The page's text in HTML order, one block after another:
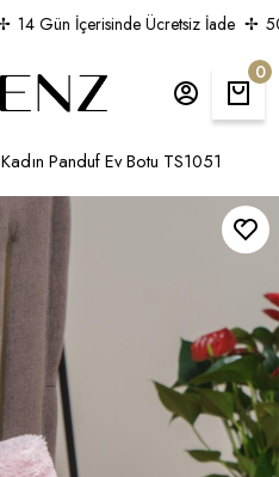
14 Gün İçerisinde Ücretsiz İade
0
Kadın Panduf Ev Botu TS1051